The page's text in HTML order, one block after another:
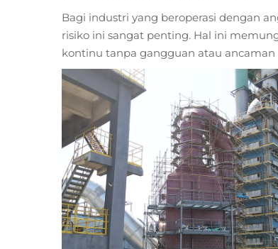
Bagi industri yang beroperasi dengan
risiko ini sangat penting. Hal ini
kontinu tanpa gangguan atau